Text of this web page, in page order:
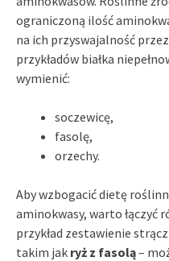
ograniczoną ilość
na ich przyswajalność
przykładów białka
wymienić:
soczewicę,
fasolę,
orzechy.
Aby wzbogacić dietę
aminokwasy, warto łączyć
przykład zestawienie
takim jak ryż z fasolą–